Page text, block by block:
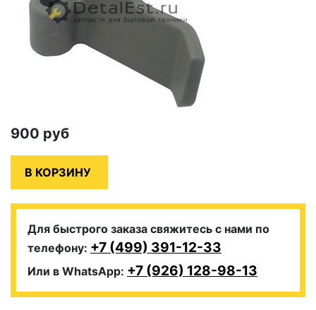
900 руб
Для быстрого заказа свяжитесь с нами по
телефону: +7 (499) 391-12-33
Или в WhatsApp: +7 (926) 128-98-13